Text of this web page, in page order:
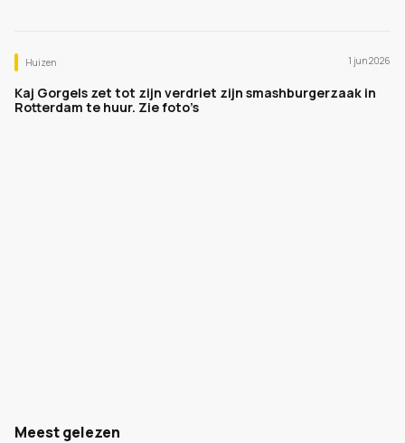
Huizen 1 jun 2026
Kaj Gorgels zet tot zijn verdriet zijn smashburgerzaak in
Rotterdam te huur. Zie foto’s
Meest gelezen